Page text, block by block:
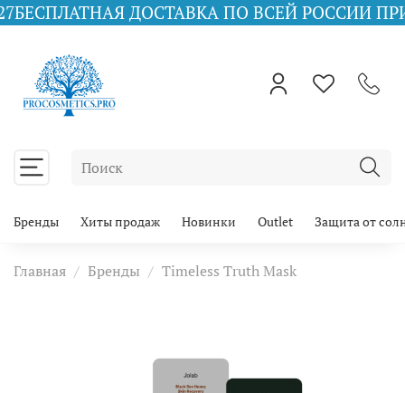
ДОСТАВКА ПО ВСЕЙ РОССИИ ПРИ ЗАКАЗЕ
Бренды Хиты продаж Новинки Outlet Защита от
Главная Бренды Timeless Truth Mask